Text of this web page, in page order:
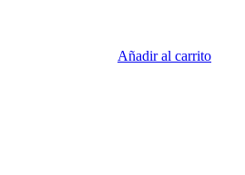
Añadir al carrito